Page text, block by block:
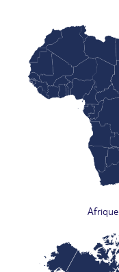
Afrique